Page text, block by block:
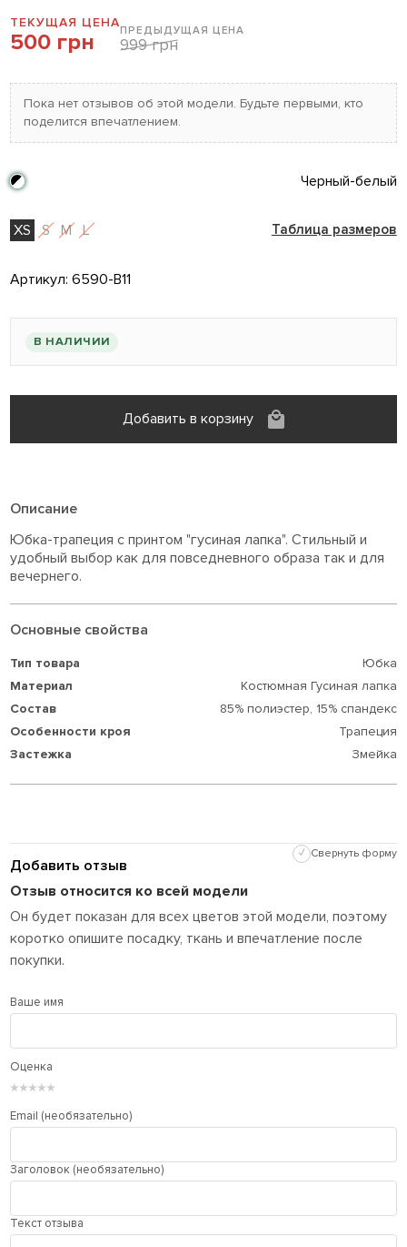
ТЕКУЩАЯ ЦЕНА
500 грн ПРЕДЫДУЩАЯ ЦЕНА
999 грн
Пока нет отзывов об этой модели. Будьте первыми, кто
поделится впечатлением.
Черный-белый
XS S M L Таблица размеров
Артикул:6590-B11
В НАЛИЧИИ
Добавить в корзину
Описание
Юбка-трапеция с принтом "гусиная лапка". Стильный и
удобный выбор как для повседневного образа так и для
вечернего.
Основные свойства
Тип товара
Юбка
Материал
Костюмная Гусиная лапка
Состав
85% полиэстер, 15% спандекс
Особенности кроя
Трaпеция
Застежка
Змейка
Добавить отзыв
✓ Свернуть форму
Отзыв относится ко всей модели
Он будет показан для всех цветов этой модели, поэтому
коротко опишите посадку, ткань и впечатление после
покупки.
Ваше имя
Оценка
★
★
★
★
★
Email (необязательно)
Заголовок (необязательно)
Текст отзыва